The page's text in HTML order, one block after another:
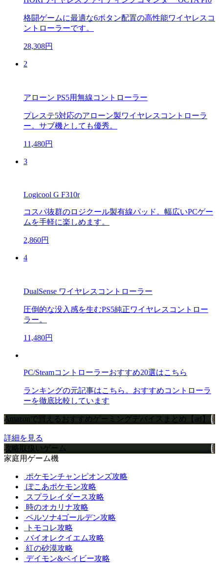
格闘ゲームに最適な6ボタン配置の高性能ワイヤレスコ
ントローラーです。
28,308円
2
アローン PS5用無線コントローラー
プレステ5対応のアローン製ワイヤレスコントローラ
ー。サブ機としても優秀。
11,480円
3
Logicool G F310r
コスパ抜群のロジクール製有線パッド。幅広いPCゲー
ムを手軽に楽しめます。
2,860円
4
DualSense ワイヤレスコントローラー
圧倒的な没入感を生むPS5純正ワイヤレスコントロー
ラー。
11,480円
PC/Steamコントローラーおすすめ20選はこちら
ランキングの元記事はこちら。おすすめコントローラ
ーを徹底比較しています
Amazonで買えるおすすめゲーミングデバイスまとめ【ad】
詳細を見る
攻略取扱いゲーム
家庭用ゲーム機
ポケモンチャンピオンズ攻略
ぽこあポケモン攻略
スプラレイダース攻略
時のオカリナ攻略
ペルソナ4ゴールデン攻略
トモコレ攻略
バイオレクイエム攻略
紅の砂漠攻略
デイモン&ベイビー攻略